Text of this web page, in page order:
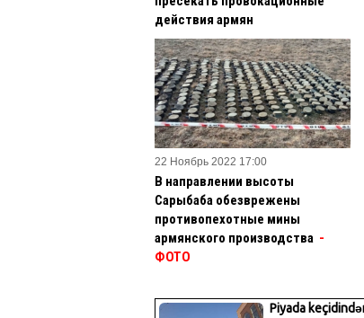
действия армян
22 Ноябрь 2022 17:00
В направлении высоты
Сарыбаба обезврежены
противопехотные мины
армянского производства -
ФОТО